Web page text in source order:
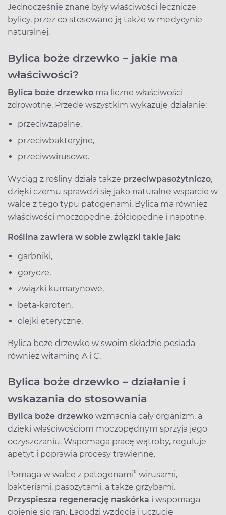
Jednocześnie znane były właściwości lecznicze
bylicy, przez co stosowano ją także w medycynie
naturalnej.
Bylica boże drzewko – jakie ma
właściwości?
Bylica boże drzewko ma liczne właściwości
zdrowotne. Przede wszystkim wykazuje działanie:
przeciwzapalne,
przeciwbakteryjne,
przeciwwirusowe.
Wyciąg z rośliny działa także przeciwpasożytniczo,
dzięki czemu sprawdzi się jako naturalne wsparcie w
walce z tego typu patogenami. Bylica ma również
właściwości moczopędne, żółciopędne i napotne.
Roślina zawiera w sobie związki takie jak:
garbniki,
gorycze,
związki kumarynowe,
beta-karoten,
olejki eteryczne.
Bylica boże drzewko w swoim składzie posiada
również witaminę A i C.
Bylica boże drzewko – działanie i
wskazania do stosowania
Bylica boże drzewko wzmacnia cały organizm, a
dzięki właściwościom moczopędnym sprzyja jego
oczyszczaniu. Wspomaga pracę wątroby, reguluje
apetyt i poprawia procesy trawienne.
Pomaga w walce z patogenami” wirusami,
bakteriami, pasożytami, a także grzybami.
Przyspiesza regenerację naskórka i wspomaga
gojenie się ran. Łagodzi wzdęcia i uczucie